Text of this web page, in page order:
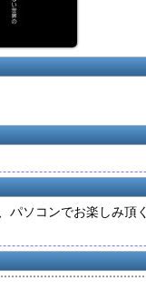
ソコンでお楽しみ